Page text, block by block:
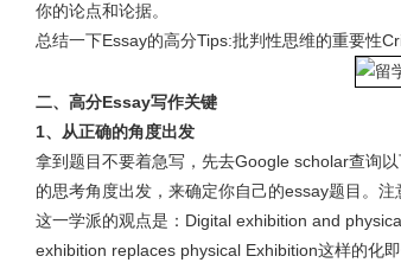
你的论点和论据。
总结一下Essay的高分Tips:批判性思维的重要性
二、高分Essay写作关键
1、从正确的角度出发
拿到题目不要着急写，先去Google scholar查询
的思考角度出发，来确定你自己的essay题目。
这一学派的观点是：Digital exhibition and
exhibition replaces physical Exhibition这样的化